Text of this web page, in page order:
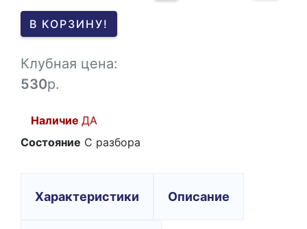
В КОРЗИНУ!
Клубная цена:
530р.
Наличие ДА
Состояние С разбора
Характеристики Описание